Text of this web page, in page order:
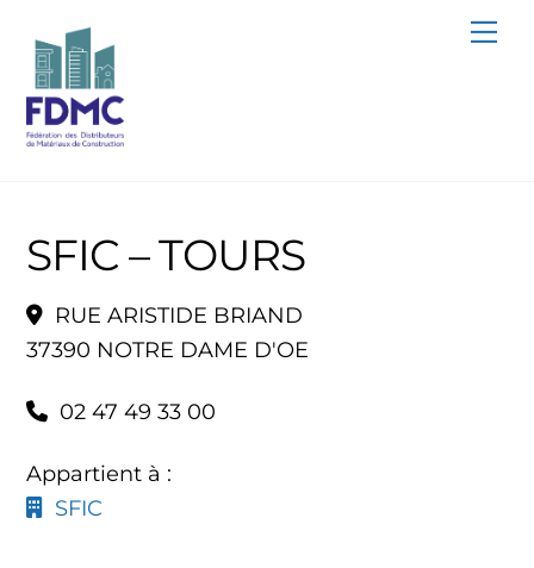
content
SFIC – TOURS
RUE ARISTIDE BRIAND
37390 NOTRE DAME D'OE
02 47 49 33 00
Appartient à :
SFIC